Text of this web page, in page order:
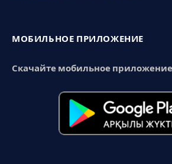
МОБИЛЬНОЕ ПРИЛОЖЕНИЕ
Скачайте мобильное